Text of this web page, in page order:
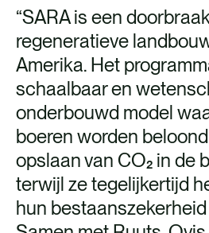
“SARA is een
regeneratieve
Amerika. Het
schaalbaar en
onderbouwd model
boeren worden
opslaan van CO₂ in de
terwijl ze tegelijkertijd
hun